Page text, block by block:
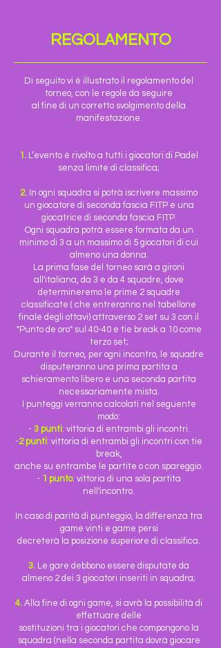
Di seguito vi è illustrato il regolamento del
torneo, con le regole da seguire
al fine di un corretto svolgimento della
manifestazione.
1. L’evento è rivolto a tutti i giocatori di Padel
senza limite di classifica;
2. In ogni squadra si potrà iscrivere massimo
un giocatore di seconda fascia FITP e una
giocatrice di seconda fascia FITP.
​Ogni squadra potrà essere formata da un
minimo di 3 a un massimo di 5 giocatori di cui
almeno una donna.
La prima fase del torneo sarà a gironi
all'italiana, da 3 e da 4 squadre, dove
determineremo le prime 2 squadre
classificate ( che entreranno nel tabellone
finale degli ottavi) attraverso 2 set su 3 con il
"Punto de oro" sul 40-40 e tie break a 10 come
terzo set;
Durante il torneo, per ogni incontro, le squadre
disputeranno una prima partita a
schieramento libero e una seconda partita
necessariamente mista.
I punteggi verranno calcolati nel seguente
modo:
- 3 punti: vittoria di entrambi gli incontri.
-2 punti: vittoria di entrambi gli incontri con tie
break,
anche su entrambe le partite o con spareggio.
- 1 punto: vittoria di una sola partita
nell'incontro.
In caso di parità di punteggio, la differenza tra
game vinti e game persi
decreterà la posizione superiore di classifica.
3. Le gare debbono essere disputate da
almeno 2 dei 3 giocatori inseriti in squadra;
4. Alla fine di ogni game, si avrà la possibilità di
effettuare delle
sostituzioni tra i giocatori che compongono la
squadra (nella seconda partita dovrà giocare
REGOLAMENTO